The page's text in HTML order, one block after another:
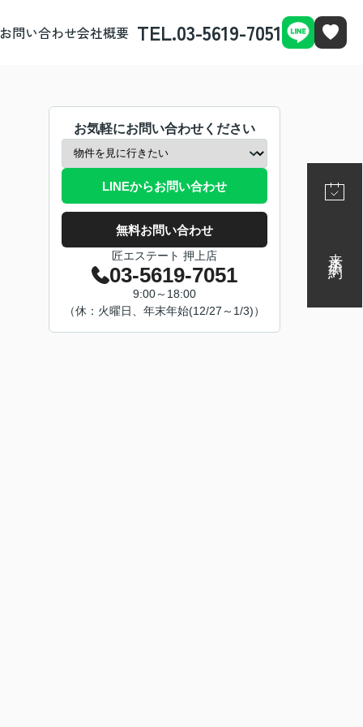
お問い合わせ会社概要 TEL.03-5619-7051
お気軽にお問い合わせください
LINEからお問い合わせ
無料お問い合わせ
匠エステート 押上店
03-5619-7051
9:00～18:00
（休：火曜日、年末年始(12/27～1/3)）